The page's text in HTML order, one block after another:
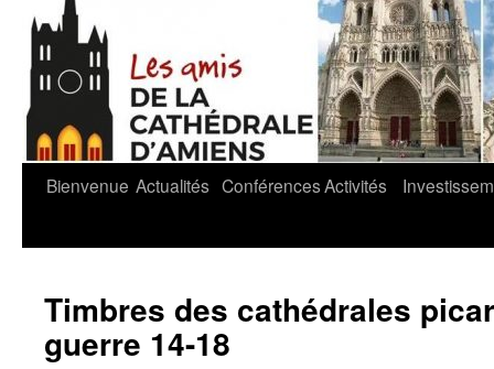
Bienvenue Actualités ConférencesActivités
Timbres des cathédrales
guerre 14-18